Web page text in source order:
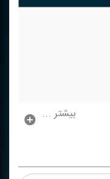
بیشتر ...